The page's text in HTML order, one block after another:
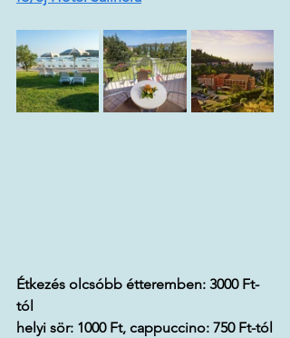
Étkezés olcsóbb étteremben: 3000 Ft-
tól
helyi sör: 1000 Ft, cappuccino: 750 Ft-tól